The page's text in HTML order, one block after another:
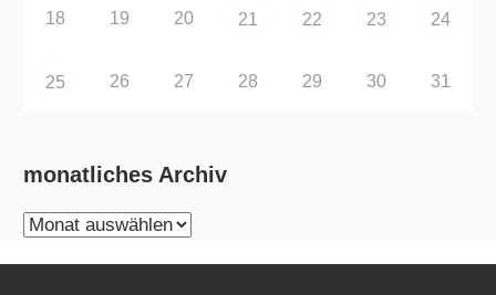
18 19 20 21 22 23 24
25 26 27 28 29 30 31
monatliches Archiv
monatliches